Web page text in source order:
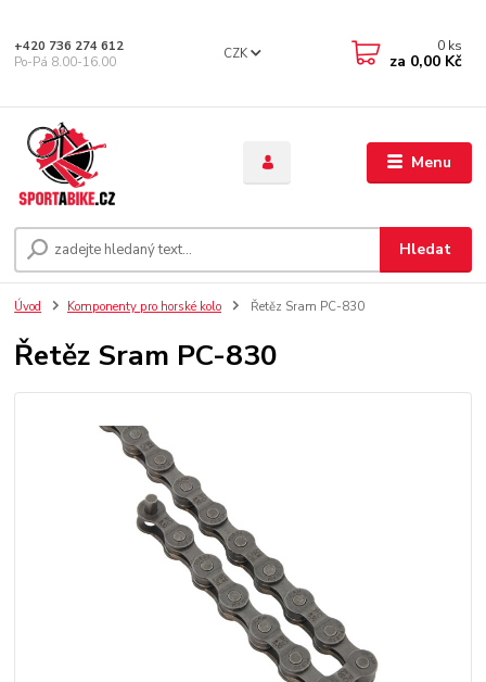
Menu
CZK
Hledat
+420 736 274 612
Po-Pá 8.00-16.00
0 ks
za 0,00 Kč
Úvod Komponenty pro horské kolo Řetěz Sram PC-830
Řetěz Sram PC-830